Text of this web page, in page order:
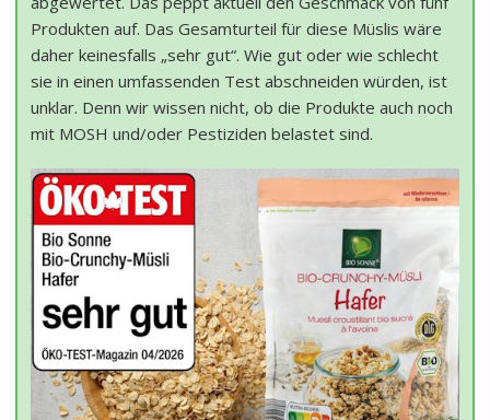
Produkten auf. Das Gesamturteil für diese Müslis wäre
daher keinesfalls „sehr gut“. Wie gut oder wie schlecht
sie in einen umfassenden Test abschneiden würden, ist
unklar. Denn wir wissen nicht, ob die Produkte auch noch
mit MOSH und/oder Pestiziden belastet sind.